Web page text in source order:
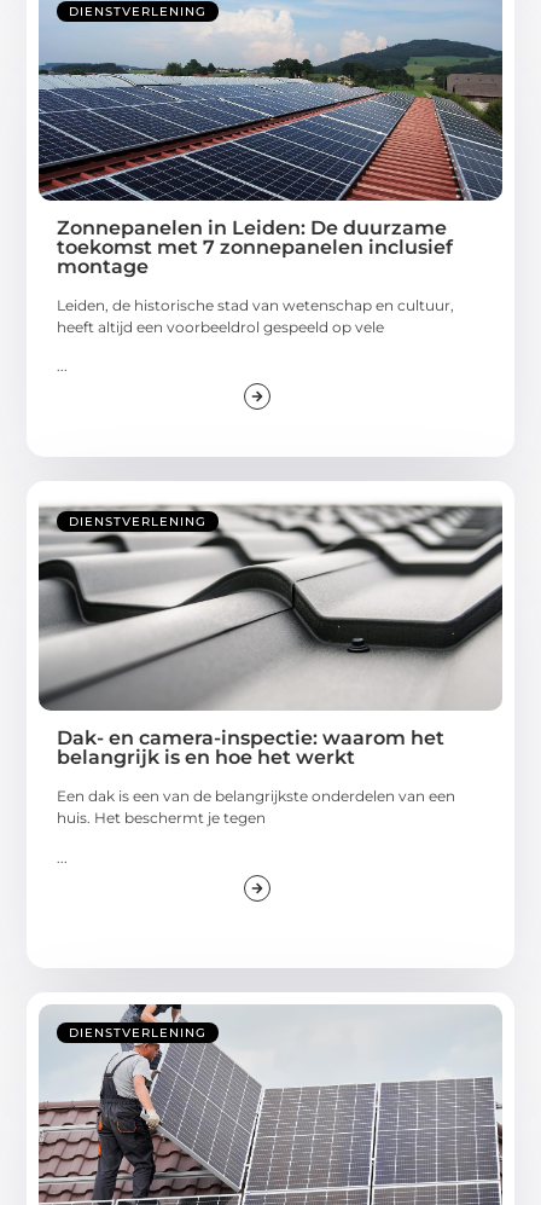
DIENSTVERLENING
Zonnepanelen in Leiden: De duurzame
toekomst met 7 zonnepanelen inclusief
montage
Leiden, de historische stad van wetenschap en cultuur,
heeft altijd een voorbeeldrol gespeeld op vele
...
DIENSTVERLENING
Dak- en camera-inspectie: waarom het
belangrijk is en hoe het werkt
Een dak is een van de belangrijkste onderdelen van een
huis. Het beschermt je tegen
DIENSTVERLENING